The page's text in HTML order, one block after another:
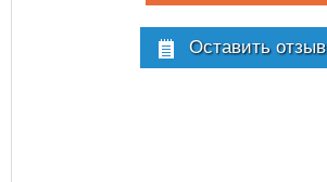
Оставить отзыв